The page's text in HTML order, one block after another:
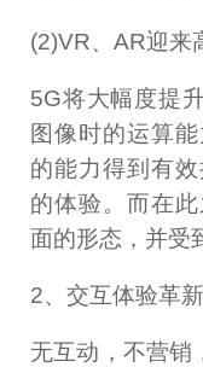
(2)VR、AR迎来
5G将大幅度提
图像时的运算
的能力得到有
的体验。而在
面的形态，并受
2、交互体验革
无互动，不营销